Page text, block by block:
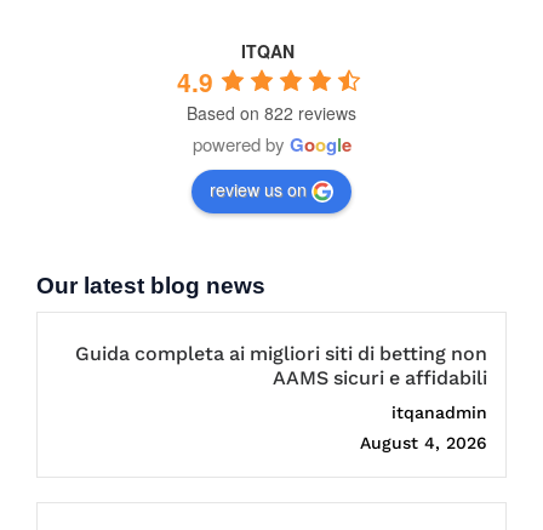
ITQAN
4.9
Based on 822 reviews
powered by Google
review us on
Our latest blog news
Guida completa ai migliori siti di betting non
AAMS sicuri e affidabili
itqanadmin
August 4, 2026